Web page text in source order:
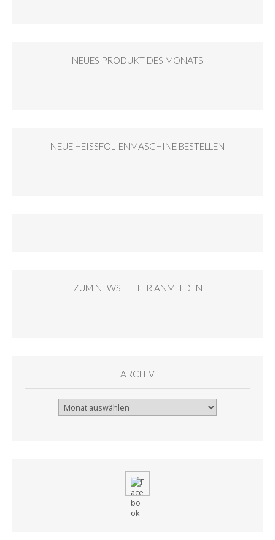
NEUES PRODUKT DES MONATS
NEUE HEISSFOLIENMASCHINE BESTELLEN
ZUM NEWSLETTER ANMELDEN
ARCHIV
Archiv